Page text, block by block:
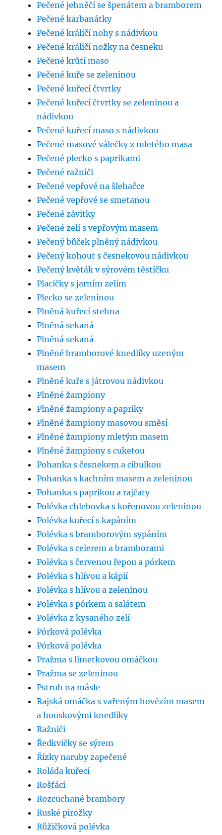
Pečené jehněčí se špenátem a bramborem
Pečené karbanátky
Pečené králičí nohy s nádivkou
Pečené králičí nožky na česneku
Pečené krůtí maso
Pečené kuře se zeleninou
Pečené kuřecí čtvrtky
Pečené kuřecí čtvrtky se zeleninou a
nádivkou
Pečené kuřecí maso s nádivkou
Pečené masové válečky z mletého masa
Pečené plecko s paprikami
Pečené ražniči
Pečené vepřové na šlehačce
Pečené vepřové se smetanou
Pečené závitky
Pečené zelí s vepřovým masem
Pečený bůček plněný nádivkou
Pečený kohout s česnekovou nádivkou
Pečený květák v sýrovém těstíčku
Placičky s jarním zelím
Plecko se zeleninou
Plněná kuřecí stehna
Plněná sekaná
Plněná sekaná
Plněné bramborové knedlíky uzeným
masem
Plněné kuře s játrovou nádivkou
Plněné žampiony
Plněné žampiony a papriky
Plněné žampiony masovou směsí
Plněné žampiony mletým masem
Plněné žampiony s cuketou
Pohanka s česnekem a cibulkou
Pohanka s kachním masem a zeleninou
Pohanka s paprikou a rajčaty
Polévka chlebovka s kořenovou zeleninou
Polévka kuřecí s kapáním
Polévka s bramborovým sypáním
Polévka s celerem a bramborami
Polévka s červenou řepou a pórkem
Polévka s hlívou a kápií
Polévka s hlívou a zeleninou
Polévka s pórkem a salátem
Polévka z kysaného zelí
Pórková polévka
Pórková polévka
Pražma s limetkovou omáčkou
Pražma se zeleninou
Pstruh na másle
Rajská omáčka s vařeným hovězím masem
a houskovými knedlíky
Ražniči
Ředkvičky se sýrem
Řízky naruby zapečené
Roláda kuřecí
Rošťáci
Rozcuchané brambory
Ruské pirožky
Růžičková polévka